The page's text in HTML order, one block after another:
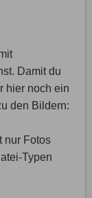
Damit du
hier noch ein
den Bildern:
nur Fotos
Typen